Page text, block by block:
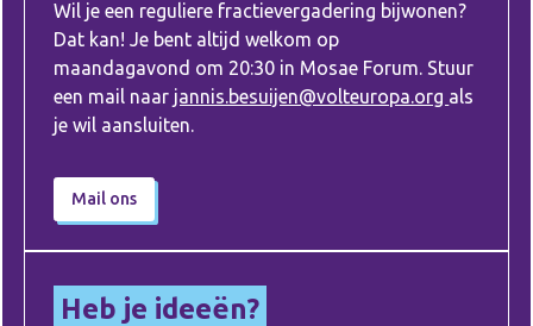
Wil je een reguliere fractievergadering bijwonen?
Dat kan! Je bent altijd welkom op
maandagavond om 20:30 in Mosae Forum. Stuur
een mail naar jannis.besuijen@volteuropa.org als
je wil aansluiten.
Mail ons
Heb je ideeën?